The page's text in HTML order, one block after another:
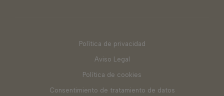
Política de privacidad
Aviso Legal
Política de cookies
Consentimiento de tratamiento de datos